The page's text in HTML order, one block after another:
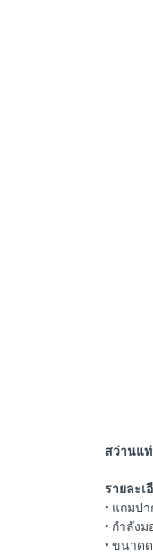
สว่านแท่
รายละเ
• แถมป
• กำลังม
• ขนาด